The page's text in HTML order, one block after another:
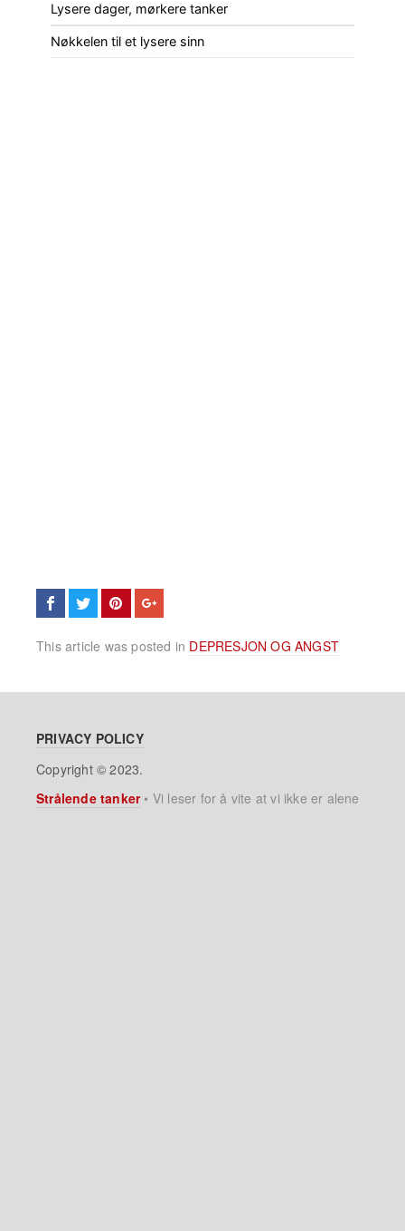
Lysere dager, mørkere tanker
Nøkkelen til et lysere sinn
This article was posted in DEPRESJON OG ANGST
PRIVACY POLICY
Copyright © 2023.
Strålende tanker• Vi leser for å vite at vi ikke er alene